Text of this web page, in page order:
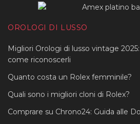
OROLOGI DI LUSSO
Migliori Orologi di lusso vintage
come riconoscerli
Quanto costa un Rolex femminile?
Quali sono i migliori cloni di Rolex?
Comprare su Chrono24: Guida alle